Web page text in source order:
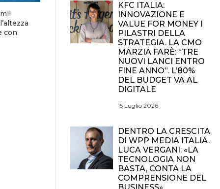
con
KFC ITALIA:
INNOVAZIONE E
VALUE FOR MONEY I
PILASTRI DELLA
STRATEGIA. LA CMO
MARZIA FARÈ: “TRE
NUOVI LANCI ENTRO
FINE ANNO”. L’80%
DEL BUDGET VA AL
DIGITALE
15 Luglio 2026
DENTRO LA CRESCITA
DI WPP MEDIA ITALIA.
LUCA VERGANI: «LA
TECNOLOGIA NON
BASTA, CONTA LA
COMPRENSIONE DEL